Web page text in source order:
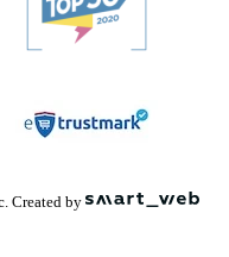
Created by